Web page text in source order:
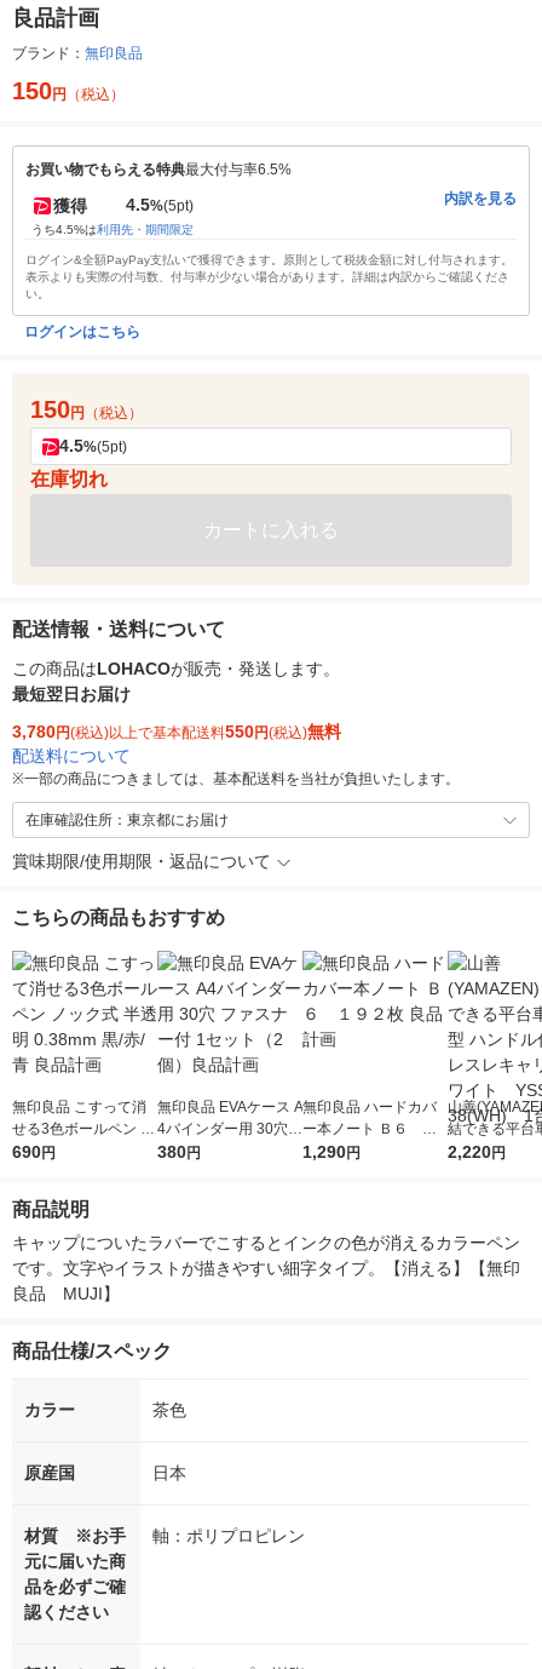
良品計画
ブランド： 無印良品
150円 （税込）
お買い物でもらえる特典最大付与率6.5%
獲得 4.5%(5pt)
うち4.5%は利用先・期間限定
内訳を見る
ログイン&全額PayPay支払いで獲得できます。原則として税抜金額に対し付与されます。
表示よりも実際の付与数、付与率が少ない場合があります。詳細は内訳からご確認くださ
い。
ログインはこちら
150円 （税込）
4.5%(5pt)
在庫切れ
カートに入れる
配送情報・送料について
この商品はLOHACOが販売・発送します。
最短翌日お届け
3,780円(税込)以上で基本配送料550円(税込)無料
配送料について
※一部の商品につきましては、基本配送料を当社が負担いたします。
在庫確認住所：東京都にお届け
賞味期限/使用期限・返品について
こちらの商品もおすすめ
無印良品 こすって消
せる3色ボールペン ノ
ック式 半透明 0.38m
690円
無印良品 EVAケース A
4バインダー用 30穴
ファスナー付 1セット
380円
無印良品 ハードカバ
ー本ノート Ｂ６ １
９２枚 良品計画
1,290円
山善
結できる平台
型 ハンドル付
2,220円
商品説明
キャップについたラバーでこするとインクの色が消えるカラーペン
です。文字やイラストが描きやすい細字タイプ。【消える】【無印
良品　MUJI】
商品仕様/スペック
カラー 茶色
原産国 日本
材質 ※お手
元に届いた商
品を必ずご確
認ください
軸：ポリプロピレン